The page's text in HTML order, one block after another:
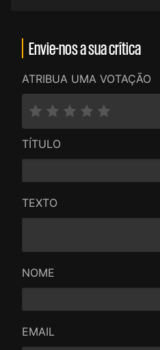
Envie-nos a sua crítica
ATRIBUA UMA VOTAÇÃO
TÍTULO
TEXTO
NOME
EMAIL